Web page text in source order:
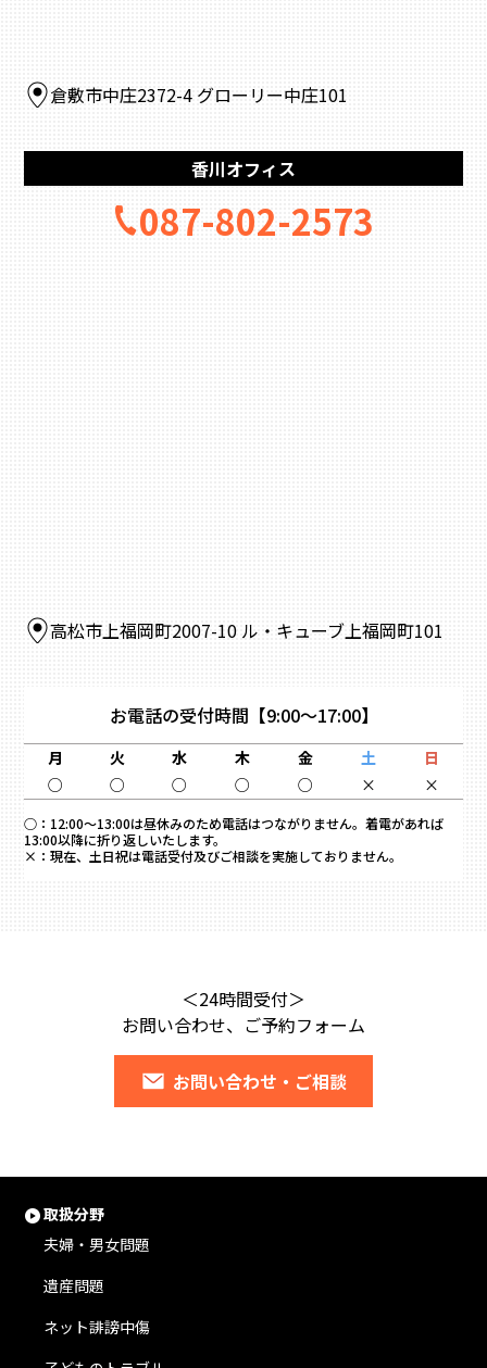
倉敷市中庄2372-4 グローリー中庄101
香川オフィス
087-802-2573
高松市上福岡町2007-10 ル・キューブ上福岡町101
お電話の受付時間 【9:00～17:00】
月 火 水 木 金 土
日
○
○ ○ ○ ○ × ×
○： 12:00～13:00は昼休みのため電話はつながりません。着電があれば
13:00以降に折り返しいたします。
×： 現在、土日祝は電話受付及びご相談を実施しておりません。
＜24時間受付＞
お問い合わせ、ご予約フォーム
お問い合わせ・ご相談
取扱分野
夫婦・男女問題
遺産問題
ネット誹謗中傷